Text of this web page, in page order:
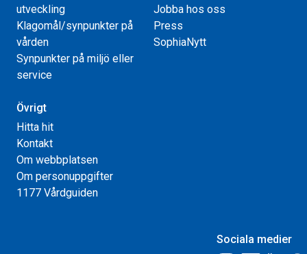
utveckling
Klagomål/synpunkter på
vården
Synpunkter på miljö eller
service
Jobba hos oss
Press
SophiaNytt
Övrigt
Hitta hit
Kontakt
Om webbplatsen
Om personuppgifter
1177 Vårdguiden
Sociala medier